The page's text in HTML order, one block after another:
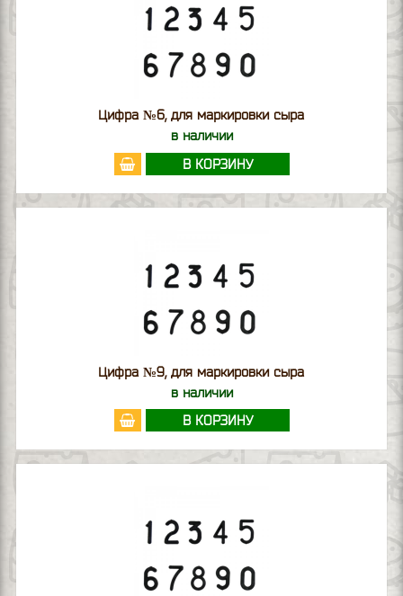
Цифра №6, для маркировки сыра
в наличии
В КОРЗИНУ
Цифра №9, для маркировки сыра
в наличии
В КОРЗИНУ